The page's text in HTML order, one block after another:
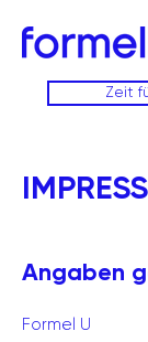
Zeit
Angaben
Formel U